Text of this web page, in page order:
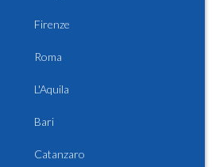
Firenze
Roma
L'Aquila
Bari
Catanzaro